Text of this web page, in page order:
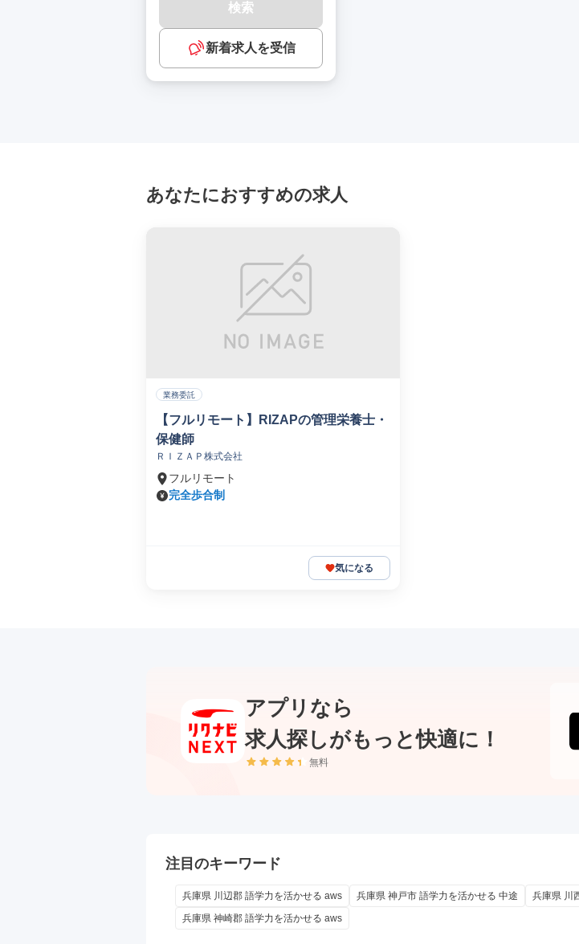
検索
新着求人を受信
あなたにおすすめの求人
業務委託
【フルリモート】RIZAPの管理栄養士・
保健師
ＲＩＺＡＰ株式会社
フルリモート
完全歩合制
気になる
アプリなら
求人探しがもっと快適に！
無料
注目のキーワード
兵庫県 川辺郡 語学力を活かせる aws 兵庫県 神戸市 語学力を活かせる 中途 兵庫県 川
兵庫県 神崎郡 語学力を活かせる aws